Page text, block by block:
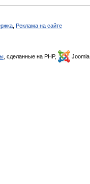
Реклама на сайте
, сделанные на PHP, Joomla,